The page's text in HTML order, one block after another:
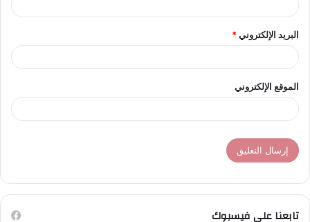
البريد الإلكتروني*
الموقع الإلكتروني
تابعنا على فيسبوك